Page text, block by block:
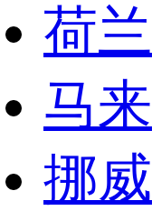
荷兰
马来
挪威